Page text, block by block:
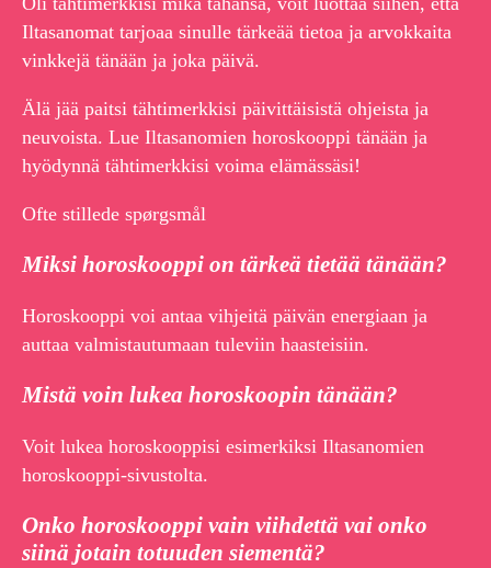
Iltasanomat tarjoaa sinulle tärkeää tietoa ja arvokkaita
vinkkejä tänään ja joka päivä.
Älä jää paitsi tähtimerkkisi päivittäisistä ohjeista ja
neuvoista. Lue Iltasanomien horoskooppi tänään ja
hyödynnä tähtimerkkisi voima elämässäsi!
Ofte stillede spørgsmål
Miksi horoskooppi on tärkeä tietää tänään?
Horoskooppi voi antaa vihjeitä päivän energiaan ja
auttaa valmistautumaan tuleviin haasteisiin.
Mistä voin lukea horoskoopin tänään?
Voit lukea horoskooppisi esimerkiksi Iltasanomien
horoskooppi-sivustolta.
Onko horoskooppi vain viihdettä vai onko
siinä jotain totuuden siementä?